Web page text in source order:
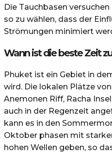
Die Tauchbasen
so zu wählen, dass der
Strömungen minimiert
Wann ist die beste Zeit
Phuket ist ein Gebiet in
wird. Die lokalen Plätze
Anemonen Riff, Racha
auch in der Regenzeit
kann es in den
Oktober phasen mit
hohen Wellen geben, so